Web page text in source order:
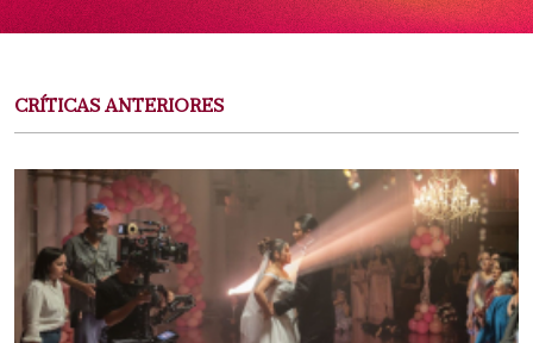
CRÍTICAS ANTERIORES